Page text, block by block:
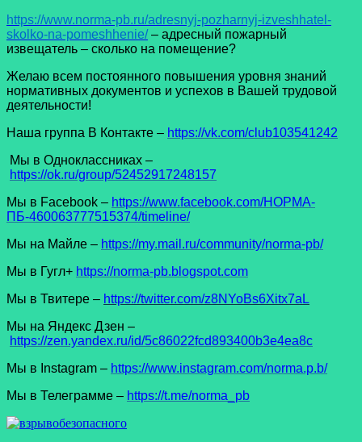
https://www.norma-pb.ru/adresnyj-pozharnyj-izveshhatel-
skolko-na-pomeshhenie/– адресный пожарный
извещатель – сколько на помещение?
Желаю всем постоянного повышения уровня знаний
нормативных документов и успехов в Вашей трудовой
деятельности!
Наша группа В Контакте – https://vk.com/club103541242
Мы в Одноклассниках –
https://ok.ru/group/52452917248157
Мы в Facеbook – https://www.facebook.com/НОРМА-
ПБ-460063777515374/timeline/
Мы на Майле – https://my.mail.ru/community/norma-pb/
Мы в Гугл+ https://norma-pb.blogspot.com
Мы в Твитере – https://twitter.com/z8NYoBs6Xitx7aL
Мы на Яндекс Дзен –
https://zen.yandex.ru/id/5c86022fcd893400b3e4ea8c
Мы в Instagram – https://www.instagram.com/norma.p.b/
Мы в Телеграмме – https://t.me/norma_pb